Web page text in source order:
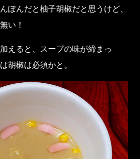
んだと柚子胡椒だと思うけど、
い！
えると、スープの味が締まっ
椒は必須かと。